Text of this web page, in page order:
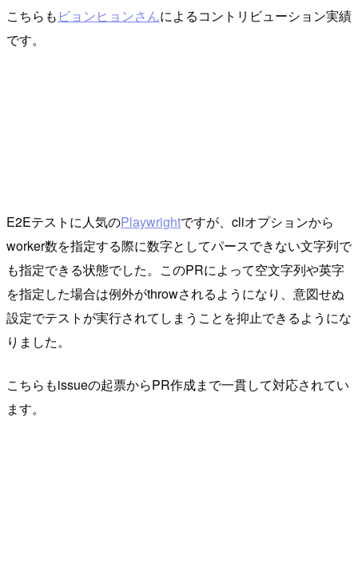
こちらも ビョンヒョンさんによるコントリビューション実績
です。
E2Eテストに人気のPlaywrightですが、cliオプションから
worker数を指定する際に数字としてパースできない文字列で
も指定できる状態でした。このPRによって空文字列や英字
を指定した場合は例外がthrowされるようになり、意図せぬ
設定でテストが実行されてしまうことを抑止できるようにな
りました。
こちらもissueの起票からPR作成まで一貫して対応されてい
ます。